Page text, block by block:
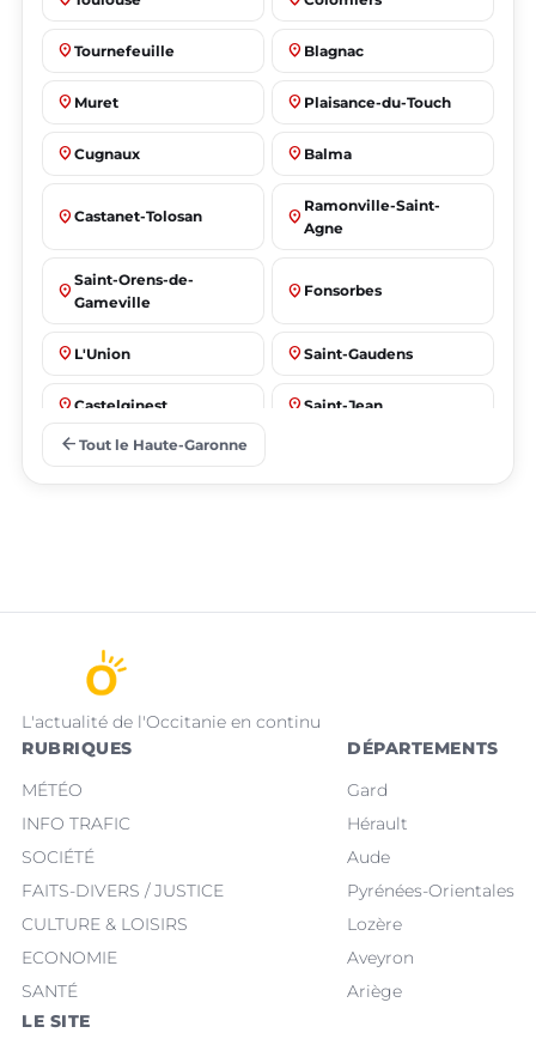
place Tournefeuille place Blagnac
place Muret place Plaisance-du-Touch
place Cugnaux place Balma
place Castanet-Tolosan place
Ramonville-Saint-
Agne
place
Saint-Orens-de-
Gameville
place Fonsorbes
place L'Union place Saint-Gaudens
place Castelginest place Saint-Jean
place Villeneuve-Tolosane
arrow_back Tout le Haute-Garonne
L'actualité de l'Occitanie en continu
RUBRIQUES
MÉTÉO
INFO TRAFIC
SOCIÉTÉ
FAITS-DIVERS / JUSTICE
CULTURE & LOISIRS
ECONOMIE
SANTÉ
DÉPARTEMENTS
Gard
Hérault
Aude
Pyrénées-Orientales
Lozère
Aveyron
Ariège
LE SITE